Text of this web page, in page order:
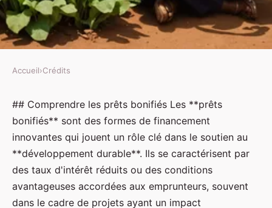
Utiliser des prêts bonifiés pour
propulser des projets de
développement durable :
Stratégies et opportunités
Accueil›Crédits
## Comprendre les prêts bonifiés Les **prêts
bonifiés** sont des formes de financement
innovantes qui jouent un rôle clé dans le soutien au
**développement durable**. Ils se caractérisent par
des taux d'intérêt réduits ou des conditions
avantageuses accordées aux emprunteurs, souvent
dans le cadre de projets ayant un impact